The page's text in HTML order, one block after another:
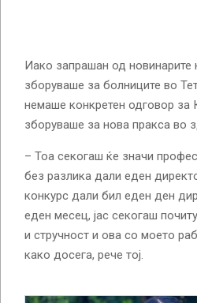
Иако запрашан од новинарите
зборуваше за болниците во
немаше конкретен одговор за
зборуваше за нова пракса во
– Тоа секогаш ќе значи
без разлика дали еден
конкурс дали бил еден ден
еден месец, јас секогаш
и стручност и ова со моето
како досега, рече тој.